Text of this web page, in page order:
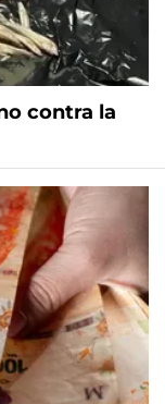
contra la